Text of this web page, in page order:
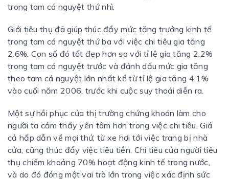
trong tam cá nguyệt thứ nhì.
Giới tiêu thụ đã giúp thúc đẩy mức tăng trưởng kinh tế
trong tam cá nguyệt thứ ba với việc chi tiêu gia tăng
2.6%. Con số đó tốt đẹp hơn so với tỉ lệ gia tăng 2.2%
trong tam cá nguyệt trước và đánh dấu mức gia tăng
theo tam cá nguyệt lớn nhất kể từ tỉ lệ gia tăng 4.1%
vào cuối năm 2006, trước khi cuộc suy thoái diễn ra.
Một sự hồi phục của thị trường chứng khoán làm cho
người ta cảm thấy yên tâm hơn trong việc chi tiêu. Giá
cả hấp dẫn về mọi thứ, từ xe hơi tới việc trang bị nhà
cửa, cũng thúc đẩy việc tiêu tiền. Chi tiêu của người tiêu
thụ chiếm khoảng 70% hoạt động kinh tế trong nước,
và do đó đóng một vai trò lớn trong việc xác định sức